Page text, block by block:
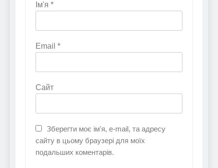
Ім'я *
Email *
Сайт
Зберегти моє ім'я, e-mail, та адресу
сайту в цьому браузері для моїх
подальших коментарів.